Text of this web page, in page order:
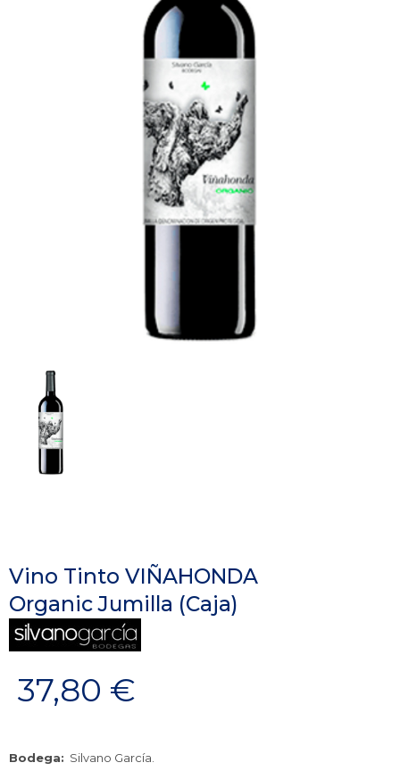
Vino Tinto VIÑAHONDA
Organic Jumilla (Caja)
37,80 €
Bodega: Silvano García.